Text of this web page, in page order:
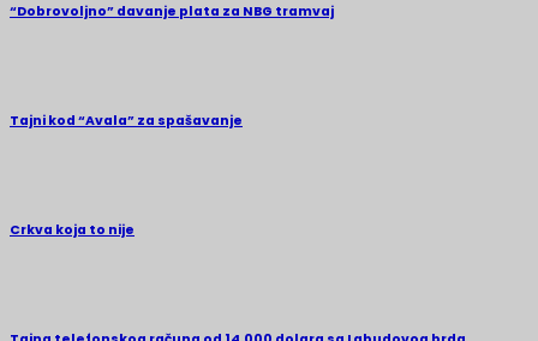
“Dobrovoljno” davanje plata za NBG tramvaj
Tajni kod “Avala” za spašavanje
Crkva koja to nije